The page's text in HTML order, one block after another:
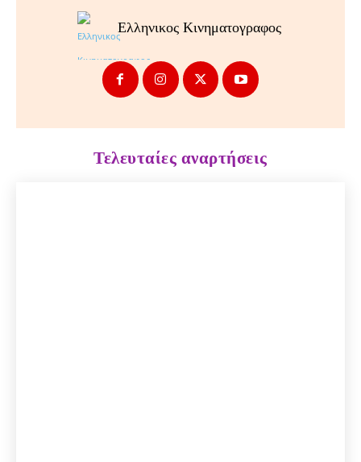
Ελληνικος Κινηματογραφος
Τελευταίες αναρτήσεις